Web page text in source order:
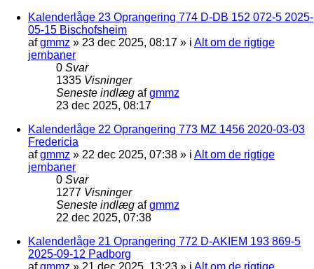
Kalenderlåge 23 Oprangering 774 D-DB 152 072-5 2025-
05-15 Bischofsheim
afgmmz » 23 dec 2025, 08:17 » i Alt om de rigtige
jernbaner
0 Svar
1335 Visninger
Seneste indlæg afgmmz
23 dec 2025, 08:17
Kalenderlåge 22 Oprangering 773 MZ 1456 2020-03-03
Fredericia
afgmmz » 22 dec 2025, 07:38 » i Alt om de rigtige
jernbaner
0 Svar
1277 Visninger
Seneste indlæg afgmmz
22 dec 2025, 07:38
Kalenderlåge 21 Oprangering 772 D-AKIEM 193 869-5
2025-09-12 Padborg
afgmmz » 21 dec 2025, 13:23 » i Alt om de rigtige